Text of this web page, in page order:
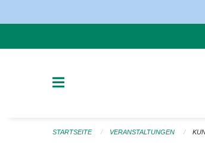
STARTSEITE VERANSTALTUNGEN